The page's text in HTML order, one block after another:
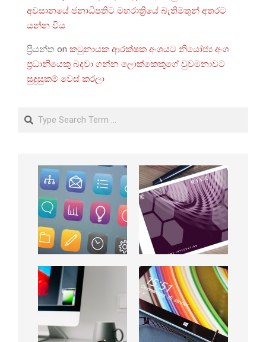
අවසානයේ ජනාධිපතිට මහරාත්‍රියේ බැතිමතුන් අතරට
යන්න විය
ප්‍රියන්ත on කටුනායක ආරක්ෂක අංශයට නියෝජ්‍ය අංශ
ප්‍රධානියෙකු බදවා ගන්න ලොක්කෙකුගේ වුවමනාවට
සුදුසුකම් වෙස් කරලා
Search